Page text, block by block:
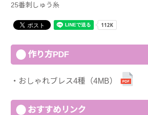
25番刺しゅう糸
作り方PDF
おしゃれブレス4種（4MB）
おすすめリンク